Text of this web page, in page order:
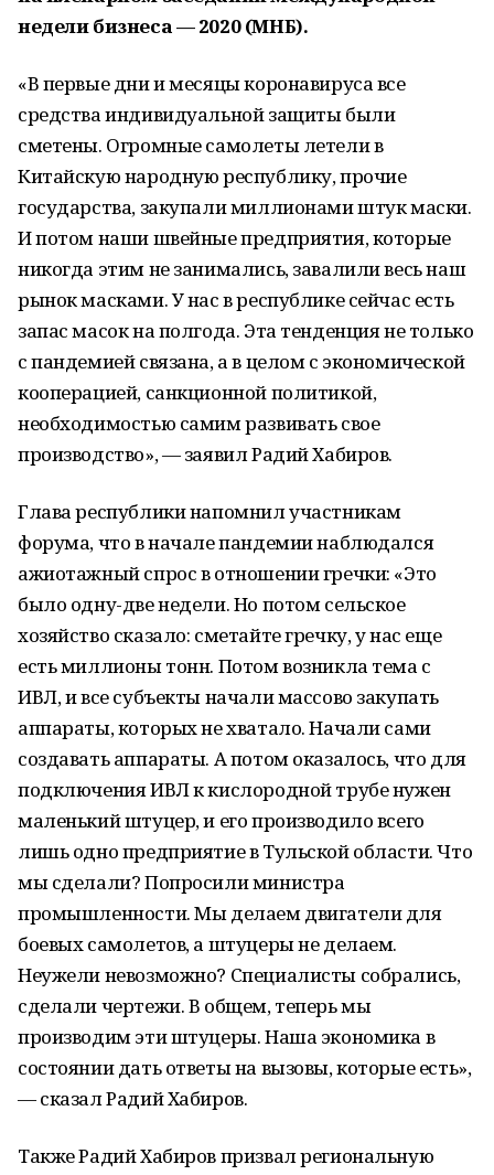
недели бизнеса — 2020 (МНБ).
«В первые дни и месяцы коронавируса все
средства индивидуальной защиты были
сметены. Огромные самолеты летели в
Китайскую народную республику, прочие
государства, закупали миллионами штук маски.
И потом наши швейные предприятия, которые
никогда этим не занимались, завалили весь наш
рынок масками. У нас в республике сейчас есть
запас масок на полгода. Эта тенденция не только
с пандемией связана, а в целом с экономической
кооперацией, санкционной политикой,
необходимостью самим развивать свое
производство», — заявил Радий Хабиров.
Глава республики напомнил участникам
форума, что в начале пандемии наблюдался
ажиотажный спрос в отношении гречки: «Это
было одну-две недели. Но потом сельское
хозяйство сказало: сметайте гречку, у нас еще
есть миллионы тонн. Потом возникла тема с
ИВЛ, и все субъекты начали массово закупать
аппараты, которых не хватало. Начали сами
создавать аппараты. А потом оказалось, что для
подключения ИВЛ к кислородной трубе нужен
маленький штуцер, и его производило всего
лишь одно предприятие в Тульской области. Что
мы сделали? Попросили министра
промышленности. Мы делаем двигатели для
боевых самолетов, а штуцеры не делаем.
Неужели невозможно? Специалисты собрались,
сделали чертежи. В общем, теперь мы
производим эти штуцеры. Наша экономика в
состоянии дать ответы на вызовы, которые есть»,
— сказал Радий Хабиров.
Также Радий Хабиров призвал региональную